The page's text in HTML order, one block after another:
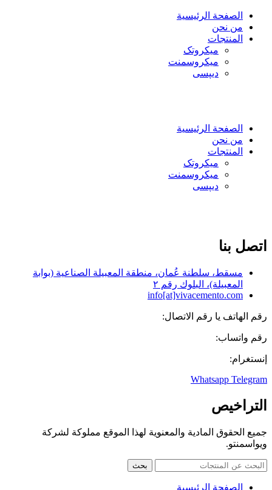
الصفحة الرئيسية
من نحن
المنتجات
میکروتک
ميكروسمنت
دیپسی
الصفحة الرئيسية
من نحن
المنتجات
میکروتک
ميكروسمنت
دیپسی
اتصل بنا
مسقط، سلطنة عُمان، منطقة المعبيلة الصناعية (بوابة
المعبيلة)، البلوك رقم ٢
info[at]vivacemento.com
رقم الهاتف یا رقم الاتصال:
رقم واتساب:
إنستغرام:
Whatsapp Telegram
التراخيص
جميع الحقوق المادية والمعنوية لهذا الموقع مملوكة لشركة
ویواسمنتو.
بحث
الصفحة الرئيسية